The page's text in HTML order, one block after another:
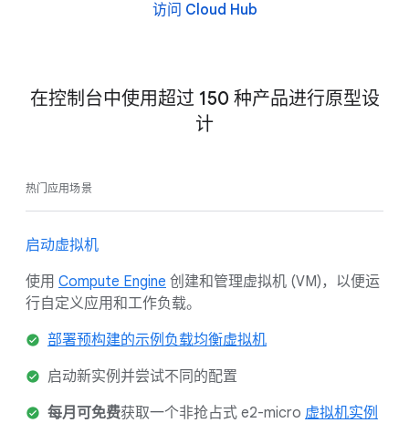
访问 Cloud Hub
在控制台中使用超过 150 种产品进行原型设
计
热门应用场景
启动虚拟机
使用 Compute Engine 创建和管理虚拟机 (VM)，以便运
行自定义应用和工作负载。
部署预构建的示例负载均衡虚拟机
启动新实例并尝试不同的配置
每月可免费获取一个非抢占式 e2-micro 虚拟机实例